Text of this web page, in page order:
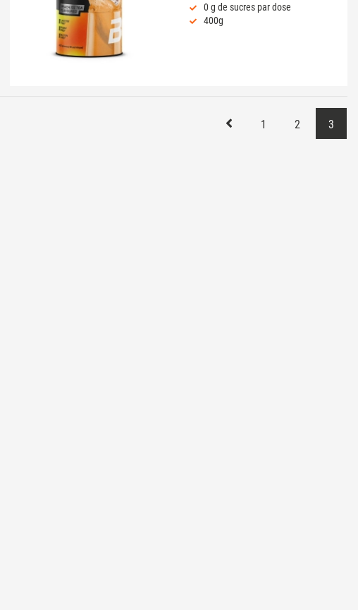
0 g de sucres par dose
400g
1 2 3